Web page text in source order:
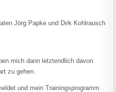
Jörg Papke und Dirk Kohlrausch
mich dann letztendlich davon
zu gehen.
und mein Trainingsprogramm